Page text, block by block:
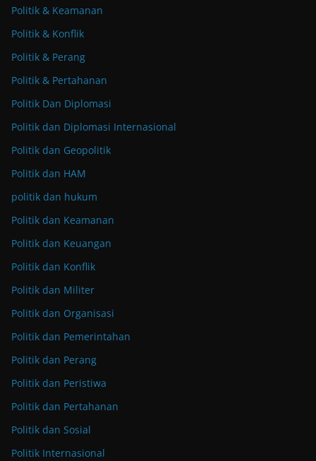
Politik & Keamanan
Politik & Konflik
Politik & Perang
Politik & Pertahanan
Politik Dan Diplomasi
Politik dan Diplomasi Internasional
Politik dan Geopolitik
Politik dan HAM
politik dan hukum
Politik dan Keamanan
Politik dan Keuangan
Politik dan Konflik
Politik dan Militer
Politik dan Organisasi
Politik dan Pemerintahan
Politik dan Perang
Politik dan Peristiwa
Politik dan Pertahanan
Politik dan Sosial
Politik Internasional